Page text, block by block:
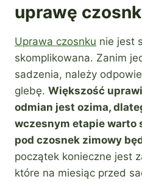
uprawę
Uprawa czosnku nie jest
skomplikowana. Zanim
sadzenia, należy
glebę. Większość
odmian jest ozima,
wczesnym etapie warto
pod czosnek zimowy
początek konieczne jest
które na miesiąc przed